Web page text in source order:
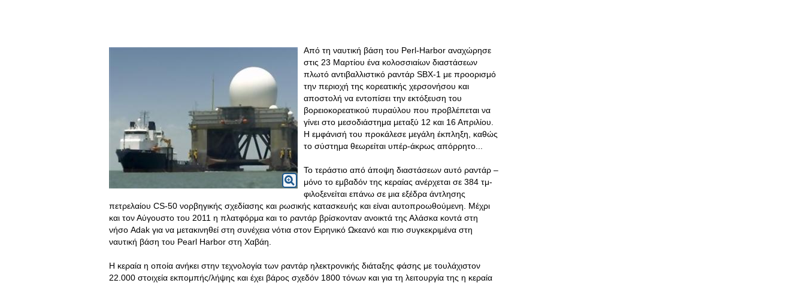
Από τη ναυτική βάση του Perl-Harbor αναχώρησε
στις 23 Μαρτίου ένα κολοσσιαίων διαστάσεων
πλωτό αντιβαλλιστικό ραντάρ SBX-1 με προορισμό
την περιοχή της κορεατικής χερσονήσου και
αποστολή να εντοπίσει την εκτόξευση του
βορειοκορεατικού πυραύλου που προβλέπεται να
γίνει στο μεσοδιάστημα μεταξύ 12 και 16 Απριλίου.
Η εμφάνισή του προκάλεσε μεγάλη έκπληξη, καθώς
το σύστημα θεωρείται υπέρ-άκρως απόρρητο...
Το τεράστιο από άποψη διαστάσεων αυτό ραντάρ –
μόνο το εμβαδόν της κεραίας ανέρχεται σε 384 τμ-
φιλοξενείται επάνω σε μια εξέδρα άντλησης
πετρελαίου CS-50 νορβηγικής σχεδίασης και ρωσικής κατασκευής και είναι αυτοπροωθούμενη. Μέχρι
και τον Αύγουστο του 2011 η πλατφόρμα και το ραντάρ βρίσκονταν ανοικτά της Αλάσκα κοντά στη
νήσο Adak για να μετακινηθεί στη συνέχεια νότια στον Ειρηνικό Ωκεανό και πιο συγκεκριμένα στη
ναυτική βάση του Pearl Harbor στη Χαβάη.
Η κεραία η οποία ανήκει στην τεχνολογία των ραντάρ ηλεκτρονικής διάταξης φάσης με τουλάχιστον
22.000 στοιχεία εκπομπής/λήψης και έχει βάρος σχεδόν 1800 τόνων και για τη λειτουργία της η κεραία